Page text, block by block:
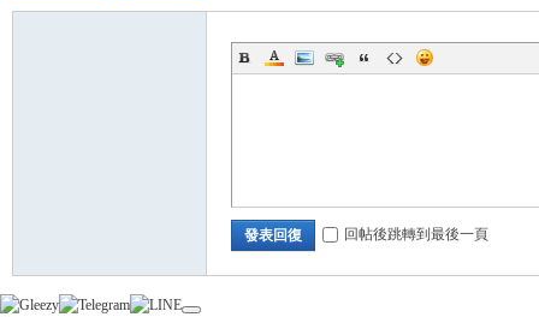
發表回復 回帖後跳轉到最後一頁